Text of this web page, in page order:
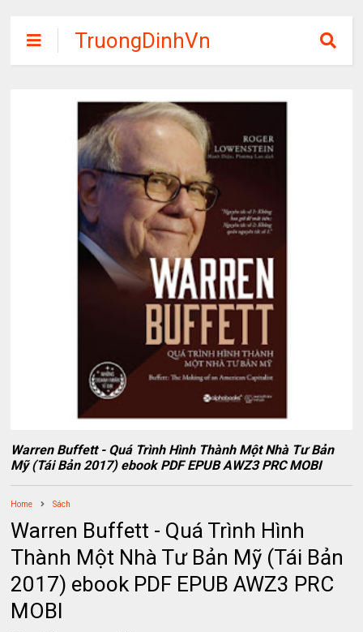
TruongDinhVn
Chia sẽ ebook,
phần mềm học
tập miễn phí
Warren Buffett - Quá Trình Hình Thành Một Nhà Tư Bản
Mỹ (Tái Bản 2017) ebook PDF EPUB AWZ3 PRC MOBI
Home Sách
Warren Buffett - Quá Trình Hình
Thành Một Nhà Tư Bản Mỹ (Tái Bản
2017) ebook PDF EPUB AWZ3 PRC
MOBI